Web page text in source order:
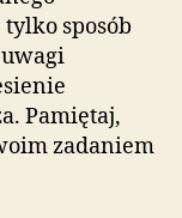
sposób
Pamiętaj,
zadaniem